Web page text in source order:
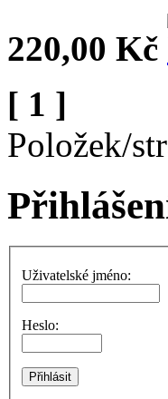
220,00 Kč
[ 1 ]
Položek/
Uživatelské jméno:
Heslo: